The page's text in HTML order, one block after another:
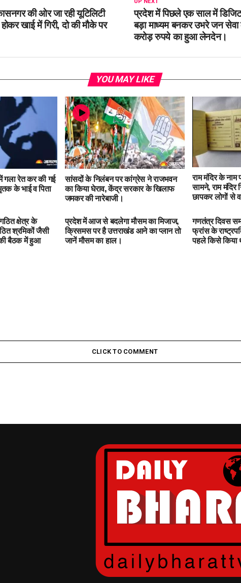
प्रदेश में पिछले एक साल में
बड़ा माध्यम बनकर उभरे जन
करोड़ रुपये का हुआ लेनदेन।
की ओर जा रही यूटिलिटी
खाई में गिरी, दो की मौके पर
YOU MAY LIKE
रेत कर की गई
के भाई व पिता
सांसदों के निलंबन पर कांग्रेस ने राजभवन
का किया घेराव, केंद्र सरकार के खिलाफ
जमकर की नारेबाजी।
राम मंदिर के
सामने, राम मंदिर
छापकर लोगों से
क्षेत्र के
श्रमिकों जैसी
की बैठक में हुआ
प्रदेश में आज से बदलेगा मौसम का मिजाज,
क्रिसमस पर है उत्तराखंड आने का प्लान तो
जानें मौसम का हाल।
गणतंत्र दिवस
फ्रांस के
पहले किसे किया
CLICK TO COMMENT